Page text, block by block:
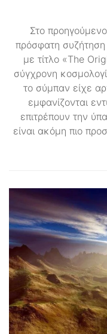
Στο
πρόσφατη
με τίτλο «The
σύγχρονη
το σύμπαν είχε
εμφανίζονται
επιτρέπουν την
είναι ακόμη πιο